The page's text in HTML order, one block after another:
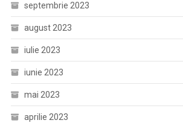
septembrie 2023
august 2023
iulie 2023
iunie 2023
mai 2023
aprilie 2023